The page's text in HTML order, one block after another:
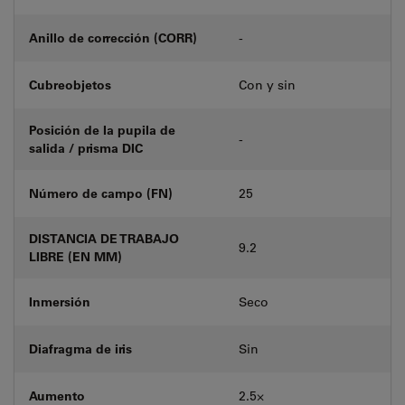
Anillo de corrección (CORR) -
Cubreobjetos Con y sin
Posición de la pupila de
salida / prisma DIC
-
Número de campo (FN) 25
DISTANCIA DE TRABAJO
LIBRE (EN MM)
9.2
Inmersión Seco
Diafragma de iris Sin
Aumento 2.5⨉